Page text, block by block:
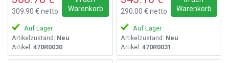
309.90 € netto
Warenkorb
Auf Lager
Artikelzustand: Neu
Artikel: 470R0030
290.00 € netto
Warenkorb
Auf Lager
Artikelzustand: Neu
Artikel: 470R0031